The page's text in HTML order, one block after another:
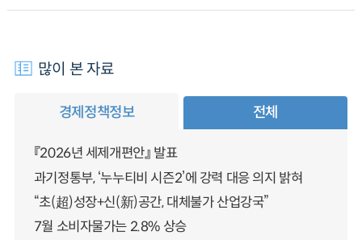
많이 본 자료
경제정책정보 전체
『2026년 세제개편안』 발표
과기정통부, ‘누누티비 시즌2’에 강력 대응 의지 밝혀
“초(超)성장+신(新)공간, 대체불가 산업강국”
7월 소비자물가는 2.8% 상승